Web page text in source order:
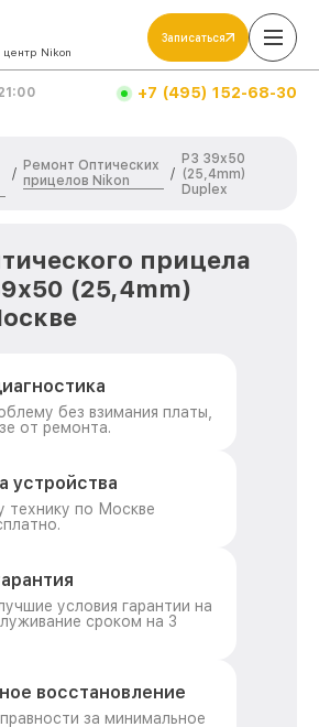
Nikon
Записаться
+7 (495) 152-68-30
/
Ремонт Оптических
прицелов Nikon
/
P3 39x50
(25,4mm)
Duplex
прицела
(25,4mm)
без взимания платы,
от ремонта.
устройства
технику по Москве
условия гарантии на
сроком на 3
восстановление
за минимальное